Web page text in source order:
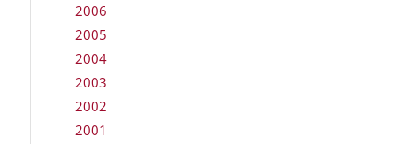
2006
2005
2004
2003
2002
2001